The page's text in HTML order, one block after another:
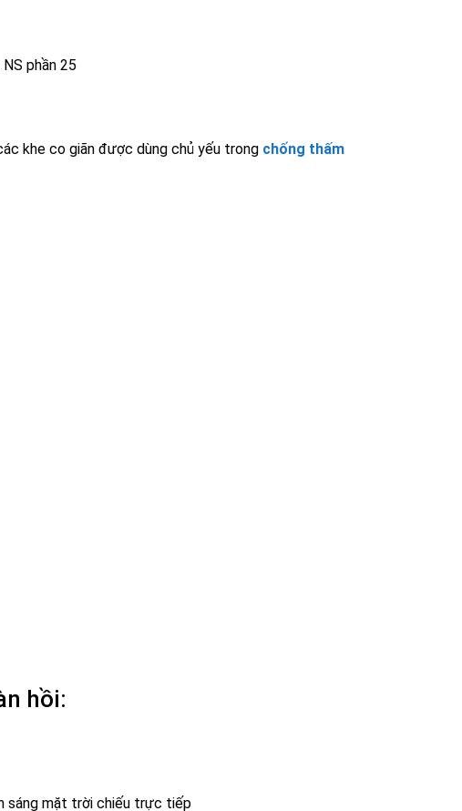
phần 25
khe co giãn được dùng chủ yếu trong chống thấm
hồi:
sáng mặt trời chiếu trực tiếp